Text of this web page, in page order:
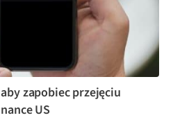
zapobiec przejęciu
US